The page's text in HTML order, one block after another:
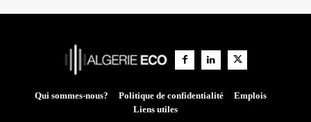
Qui sommes-nous? Politique de confidentialité
Emplois
Liens utiles